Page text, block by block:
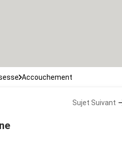
Accouchement
Sujet Suivant